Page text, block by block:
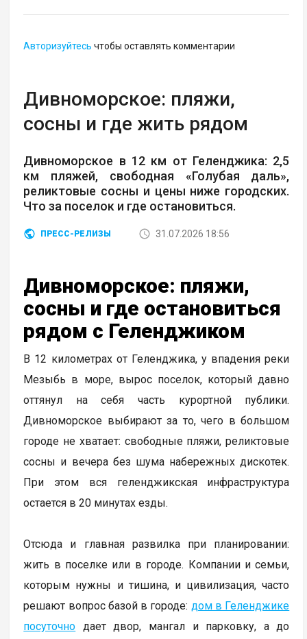
Авторизуйтесь чтобы оставлять комментарии
Дивноморское: пляжи,
сосны и где жить рядом
Дивноморское в 12 км от Геленджика: 2,5
км пляжей, свободная «Голубая даль»,
реликтовые сосны и цены ниже городских.
Что за поселок и где остановиться.
ПРЕСС-РЕЛИЗЫ 31.07.2026 18:56
Дивноморское: пляжи,
сосны и где остановиться
рядом с Геленджиком
В 12 километрах от Геленджика, у впадения реки
Мезыбь в море, вырос поселок, который давно
оттянул на себя часть курортной публики.
Дивноморское выбирают за то, чего в большом
городе не хватает: свободные пляжи, реликтовые
сосны и вечера без шума набережных дискотек.
При этом вся геленджикская инфраструктура
остается в 20 минутах езды.
Отсюда и главная развилка при планировании:
жить в поселке или в городе. Компании и семьи,
которым нужны и тишина, и цивилизация, часто
решают вопрос базой в городе: дом в Геленджике
посуточно дает двор, мангал и парковку, а до